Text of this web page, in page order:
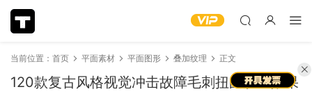
当前位置： 首页 平面素材 平面图形 叠加纹理 正文
120款复古风格视觉冲击故障毛刺扭曲肌理效果